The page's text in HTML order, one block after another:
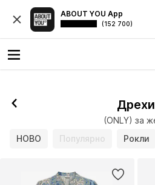
ABOUT YOU App
(152 700)
Дрехи
(ONLY) за
НОВО
Популярно Рокли